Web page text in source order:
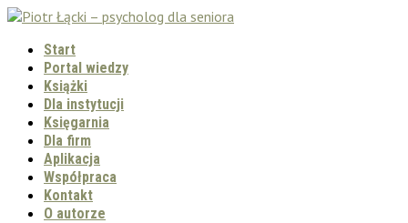
Start
Portal wiedzy
Książki
Dla instytucji
Księgarnia
Dla firm
Aplikacja
Współpraca
Kontakt
O autorze